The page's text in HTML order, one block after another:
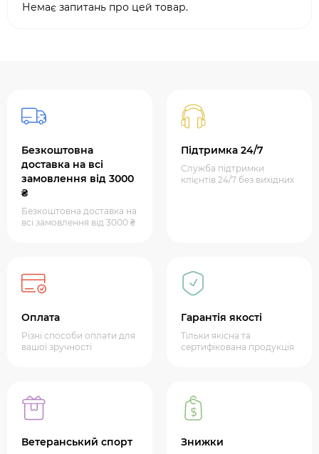
Немає запитань про цей товар.
Безкоштовна
доставка на всі
замовлення від 3000
₴
Безкоштовна доставка на
всі замовлення від 3000 ₴
Підтримка 24/7
Служба підтримки
клієнтів 24/7 без вихідних
Оплата
Різні способи оплати для
вашої зручності
Гарантія якості
Тільки якісна та
сертифікована продукція
Ветеранський спорт Знижки